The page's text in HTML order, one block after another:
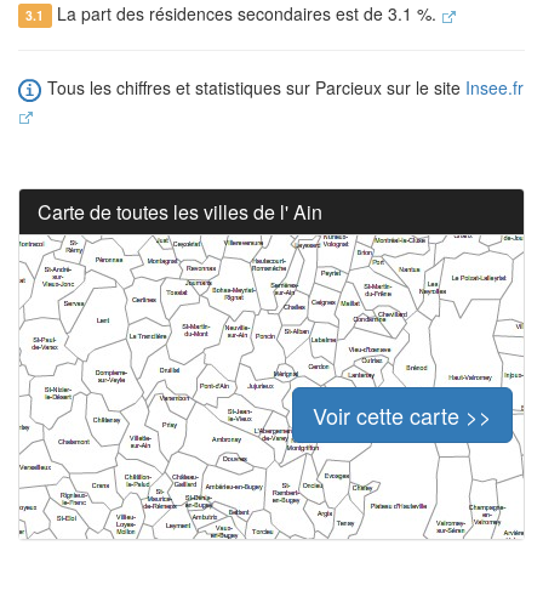
3.1 La part des résidences secondaires est de 3.1 %.
Tous les chiffres et statistiques sur Parcieux sur le site Insee.fr
Carte de toutes les villes de l' Ain
Voir cette carte >>